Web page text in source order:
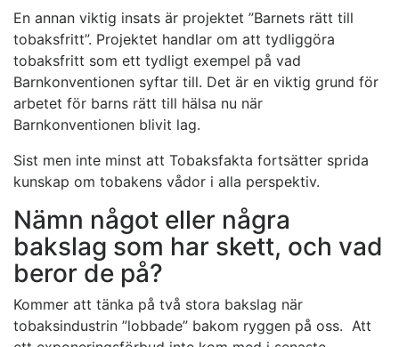
En annan viktig insats är projektet ”Barnets rätt till
tobaksfritt”. Projektet handlar om att tydliggöra
tobaksfritt som ett tydligt exempel på vad
Barnkonventionen syftar till. Det är en viktig grund för
arbetet för barns rätt till hälsa nu när
Barnkonventionen blivit lag.
Sist men inte minst att Tobaksfakta fortsätter sprida
kunskap om tobakens vådor i alla perspektiv.
Nämn något eller några
bakslag som har skett, och vad
beror de på?
Kommer att tänka på två stora bakslag när
tobaksindustrin ”lobbade” bakom ryggen på oss. Att